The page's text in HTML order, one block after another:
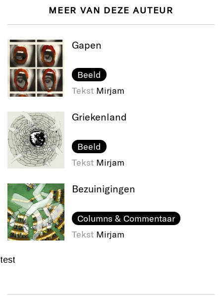
MEER VAN DEZE AUTEUR
Gapen
Beeld
Tekst Mirjam
Griekenland
Beeld
Tekst Mirjam
Bezuinigingen
Columns & Commentaar
Tekst Mirjam
test